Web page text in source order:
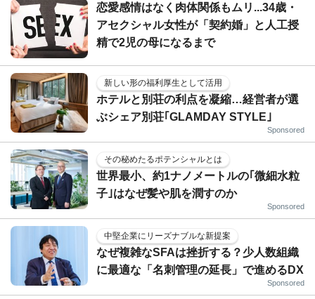
恋愛感情はなく肉体関係もムリ...34歳・
アセクシャル女性が「契約婚」と人工授
精で2児の母になるまで
新しい形の福利厚生として活用
ホテルと別荘の利点を凝縮…経営者が選
ぶシェア別荘｢GLAMDAY STYLE｣
Sponsored
その秘めたるポテンシャルとは
世界最小、約1ナノメートルの｢微細水粒
子｣はなぜ髪や肌を潤すのか
Sponsored
中堅企業にリーズナブルな新提案
なぜ複雑なSFAは挫折する？少人数組織
に最適な「名刺管理の延長」で進めるDX
Sponsored